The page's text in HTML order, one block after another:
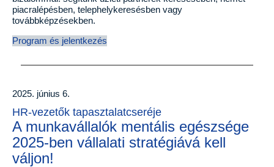
piacralépésben, telephelykeresésben vagy
továbbképzésekben.
Program és jelentkezés
2025. június 6.
HR-vezetők tapasztalatcseréje
A munkavállalók mentális egészsége
2025-ben vállalati stratégiává kell
váljon!